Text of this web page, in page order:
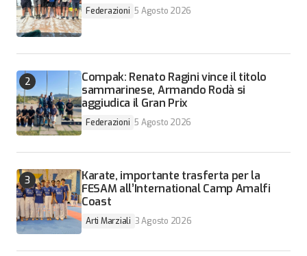
Federazioni 5 Agosto 2026
Compak: Renato Ragini vince il titolo
sammarinese, Armando Rodà si
aggiudica il Gran Prix
Federazioni 5 Agosto 2026
Karate, importante trasferta per la
FESAM all’International Camp Amalfi
Coast
Arti Marziali 3 Agosto 2026